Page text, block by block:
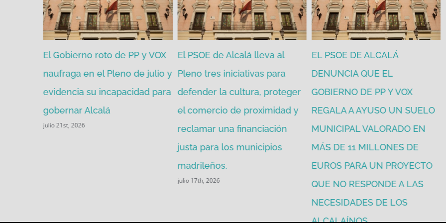
El Gobierno roto de PP y VOX
naufraga en el Pleno de julio y
evidencia su incapacidad para
gobernar Alcalá
julio 21st, 2026
El PSOE de Alcalá lleva al
Pleno tres iniciativas para
defender la cultura, proteger
el comercio de proximidad y
reclamar una financiación
justa para los municipios
madrileños.
julio 17th, 2026
EL PSOE DE ALCALÁ
DENUNCIA QUE EL
GOBIERNO DE PP Y VOX
REGALA A AYUSO UN SUELO
MUNICIPAL VALORADO EN
MÁS DE 11 MILLONES DE
EUROS PARA UN PROYECTO
QUE NO RESPONDE A LAS
NECESIDADES DE LOS
ALCALAÍNOS.